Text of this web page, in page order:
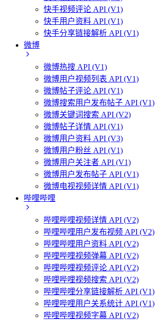
快手视频评论 API (V1)
快手用户资料 API (V1)
快手分享链接解析 API (V1)
微博
微博热搜 API (V1)
微博用户视频列表 API (V1)
微博帖子评论 API (V1)
微博搜索用户发布帖子 API (V1)
微博关键词搜索 API (V2)
微博帖子详情 API (V1)
微博用户资料 API (V3)
微博用户粉丝 API (V1)
微博用户关注者 API (V1)
微博用户发布帖子 API (V1)
微博电视视频详情 API (V1)
哔哩哔哩
哔哩哔哩视频详情 API (V2)
哔哩哔哩用户发布视频 API (V2)
哔哩哔哩用户资料 API (V2)
哔哩哔哩视频弹幕 API (V2)
哔哩哔哩视频评论 API (V2)
哔哩哔哩视频搜索 API (V2)
哔哩哔哩分享链接解析 API (V1)
哔哩哔哩用户关系统计 API (V1)
哔哩哔哩视频字幕 API (V2)